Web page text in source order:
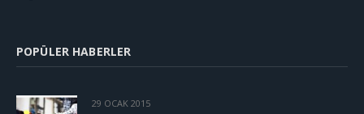
POPÜLER HABERLER
29 OCAK 2015